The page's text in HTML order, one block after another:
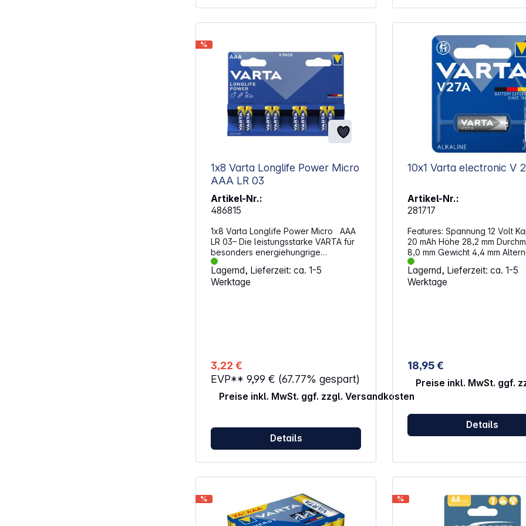
Aufbewahrung Modernes Design mit
Spannung 1,5 V für stabile
Energieversorgung Durchmesser 10,5
mm für passgenauen Sitz Höhe 44,5
mm für standardisierte Verwendung
%
1x8 Varta Longlife Power Micro
AAA LR 03
Artikel-Nr.:
486815
1x8 Varta Longlife Power Micro AAA
LR 03– Die leistungsstarke VARTA für
besonders energiehungrige
Anwendungen, wie Spielzeuge,
Audiogeräte, Elektronikspiele,
Rauchmelder u.v.a. Alternative
Lagernd, Lieferzeit: ca. 1-5
Werktage
3,22 €
EVP** 9,99 € (67.77% gespart)
Preise inkl. MwSt. ggf. zzgl. Versandkosten
Details
10x1 Varta electronic V
Artikel-Nr.:
281717
Features: Spannung 12 Volt Kapazität
20 mAh Höhe 28,2 mm Durchmesser
8,0 mm Gewicht 4,4 mm Alternative
Artikelbezeichnung: A27, E27A,
V27PX, V27GA, L728, L828,
G27A, GP27A, WE27A, CA22,
Lagernd, Lieferzeit: ca. 1-5
Werktage
18,95 €
Preise inkl. MwSt. ggf.
Details
% %